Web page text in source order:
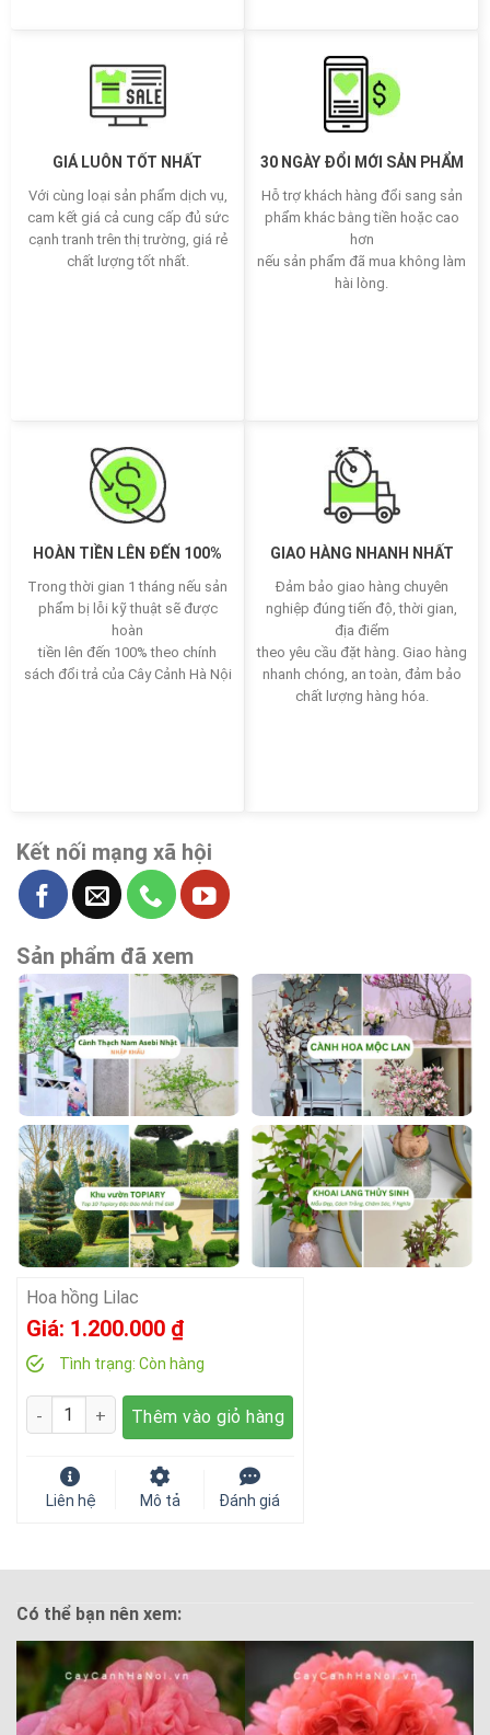
GIÁ LUÔN TỐT NHẤT
Với cùng loại sản phẩm dịch vụ,
cam kết giá cả cung cấp đủ sức
cạnh tranh trên thị trường, giá rẻ
chất lượng tốt nhất.
30 NGÀY ĐỔI MỚI SẢN PHẨM
Hỗ trợ khách hàng đổi sang sản
phẩm khác bằng tiền hoặc cao
hơn
nếu sản phẩm đã mua không làm
hài lòng.
HOÀN TIỀN LÊN ĐẾN 100%
Trong thời gian 1 tháng nếu sản
phẩm bị lỗi kỹ thuật sẽ được
hoàn
tiền lên đến 100% theo chính
sách đổi trả của Cây Cảnh Hà Nội
GIAO HÀNG NHANH NHẤT
Đảm bảo giao hàng chuyên
nghiệp đúng tiến độ, thời gian,
địa điểm
theo yêu cầu đặt hàng. Giao hàng
nhanh chóng, an toàn, đảm bảo
chất lượng hàng hóa.
Kết nối mạng xã hội
Sản phẩm đã xem
Hoa hồng Lilac
Giá: 1.200.000 ₫
Tình trạng: Còn hàng
Số lượng Thêm vào giỏ hàng
Liên hệ Mô tả Đánh giá
Có thể bạn nên xem: